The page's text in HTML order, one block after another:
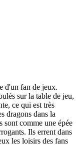
d'un fan de jeux.
sur la table de jeu,
ce qui est très
dragons dans la
sont comme une épée
Ils errent dans
les loisirs des fans